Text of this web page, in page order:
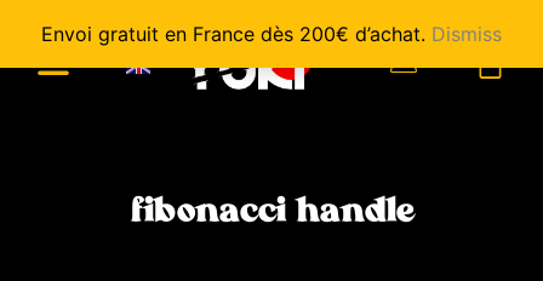
Envoi gratuit en France dès 200€ d’achat. Dismiss
fibonacci handle